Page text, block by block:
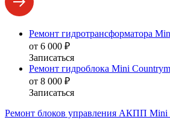
Ремонт гидротрансформатора
от 6 000 ₽
Записаться
Ремонт гидроблока Mini
от 8 000 ₽
Записаться
Ремонт блоков управления АКПП Mini